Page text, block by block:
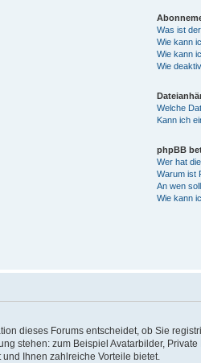
Was ist
Wie kann
Wie kann
Wie
Welche
Kann ich
phpBB
Wer hat
Warum ist
An wen
Wie kann
dieses Forums entscheidet, ob Sie
stehen: zum Beispiel Avatarbilder,
Ihnen zahlreiche Vorteile bietet.